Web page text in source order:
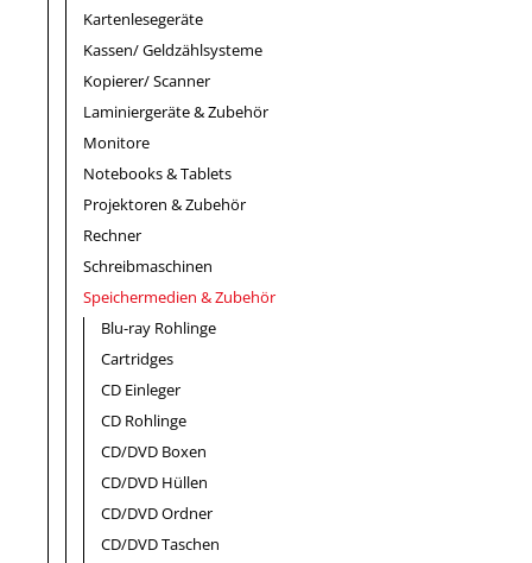
Kartenlesegeräte
Kassen/ Geldzählsysteme
Kopierer/ Scanner
Laminiergeräte & Zubehör
Monitore
Notebooks & Tablets
Projektoren & Zubehör
Rechner
Schreibmaschinen
Speichermedien & Zubehör
Blu-ray Rohlinge
Cartridges
CD Einleger
CD Rohlinge
CD/DVD Boxen
CD/DVD Hüllen
CD/DVD Ordner
CD/DVD Taschen